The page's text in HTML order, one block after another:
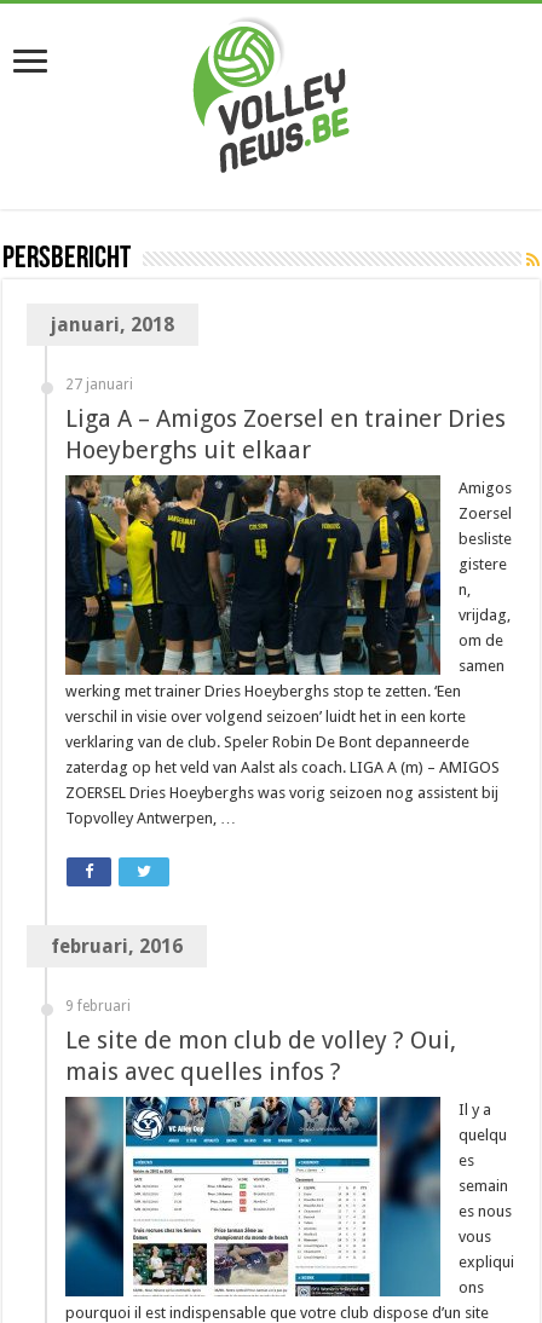
Persbericht
januari, 2018
27 januari
Liga A – Amigos Zoersel en trainer Dries
Hoeyberghs uit elkaar
Amigos
Zoersel
besliste
gistere
n,
vrijdag,
om de
samen
werking met trainer Dries Hoeyberghs stop te zetten. ‘Een
verschil in visie over volgend seizoen’ luidt het in een korte
verklaring van de club. Speler Robin De Bont depanneerde
zaterdag op het veld van Aalst als coach. LIGA A (m) – AMIGOS
ZOERSEL Dries Hoeyberghs was vorig seizoen nog assistent bij
Topvolley Antwerpen, …
februari, 2016
9 februari
Le site de mon club de volley ? Oui,
mais avec quelles infos ?
Il y a
quelqu
es
semain
es nous
vous
expliqui
ons
pourquoi il est indispensable que votre club dispose d’un site